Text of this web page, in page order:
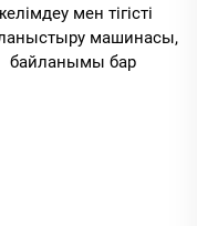
мен тігісті
машинасы,
байланымы бар